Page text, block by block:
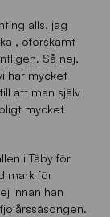
alls, jag
, oförskämt
Så nej,
har mycket
att man själv
mycket
i Täby för
mark för
innan han